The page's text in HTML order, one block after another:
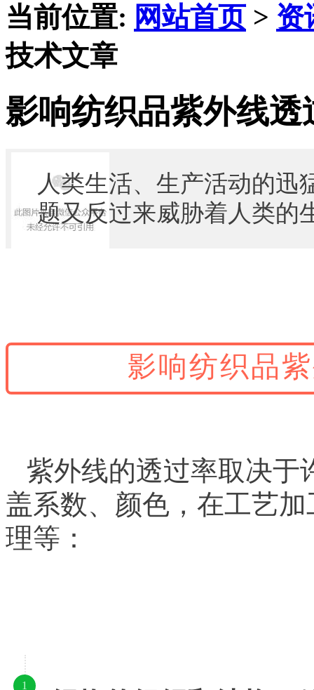
当前位置: 网站首页> 资
技术文章
影响纺织品紫外线透
人类生活、生产活动的迅
题又反过来威胁着人类的
影响纺织品
紫外线的透过率取决于
盖系数、颜色，在工艺
理等：
1